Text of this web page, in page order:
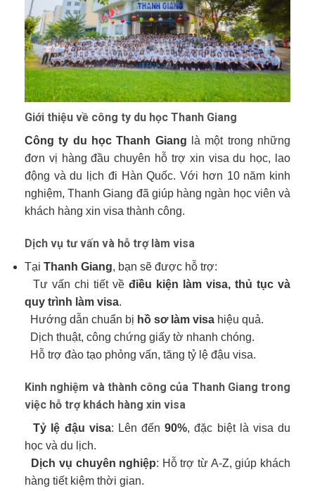
Giới thiệu về công ty du học Thanh Giang
Công ty du học Thanh Giang là một trong những
đơn vị hàng đầu chuyên hỗ trợ xin visa du học, lao
động và du lịch đi Hàn Quốc. Với hơn 10 năm kinh
nghiệm, Thanh Giang đã giúp hàng ngàn học viên và
khách hàng xin visa thành công.
Dịch vụ tư vấn và hỗ trợ làm visa
Tại Thanh Giang, bạn sẽ được hỗ trợ:
Tư vấn chi tiết về điều kiện làm visa, thủ tục và
quy trình làm visa.
Hướng dẫn chuẩn bị hồ sơ làm visa hiệu quả.
Dịch thuật, công chứng giấy tờ nhanh chóng.
Hỗ trợ đào tạo phỏng vấn, tăng tỷ lệ đậu visa.
Kinh nghiệm và thành công của Thanh Giang trong
việc hỗ trợ khách hàng xin visa
Tỷ lệ đậu visa: Lên đến90%, đặc biệt là visa du
học và du lịch.
Dịch vụ chuyên nghiệp: Hỗ trợ từ A-Z, giúp khách
hàng tiết kiệm thời gian.